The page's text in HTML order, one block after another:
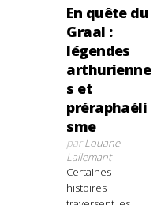
En quête du
Graal :
légendes
arthurienne
s et
préraphaéli
sme
parLouane
Lallemant
Certaines
histoires